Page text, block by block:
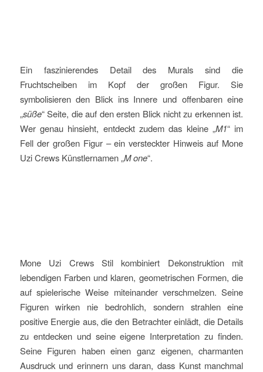
Ein faszinierendes Detail des Murals sind die
Fruchtscheiben im Kopf der großen Figur. Sie
symbolisieren den Blick ins Innere und offenbaren eine
„süße“ Seite, die auf den ersten Blick nicht zu erkennen ist.
Wer genau hinsieht, entdeckt zudem das kleine „M1“ im
Fell der großen Figur – ein versteckter Hinweis auf Mone
Uzi Crews Künstlernamen „M one“.
Mone Uzi Crews Stil kombiniert Dekonstruktion mit
lebendigen Farben und klaren, geometrischen Formen, die
auf spielerische Weise miteinander verschmelzen. Seine
Figuren wirken nie bedrohlich, sondern strahlen eine
positive Energie aus, die den Betrachter einlädt, die Details
zu entdecken und seine eigene Interpretation zu finden.
Seine Figuren haben einen ganz eigenen, charmanten
Ausdruck und erinnern uns daran, dass Kunst manchmal